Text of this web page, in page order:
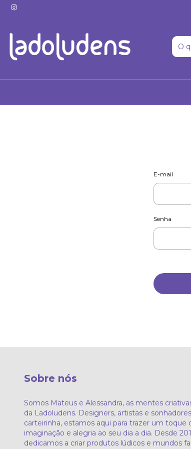
E-mail
Senha
Sobre nós
Somos Mateus e Alessandra, as mentes
da Ladoludens. Designers, artistas e
carteirinha, estamos aqui para trazer um toque
imaginação e alegria ao seu dia a dia. Desde
dedicamos a criar produtos lúdicos e mundos